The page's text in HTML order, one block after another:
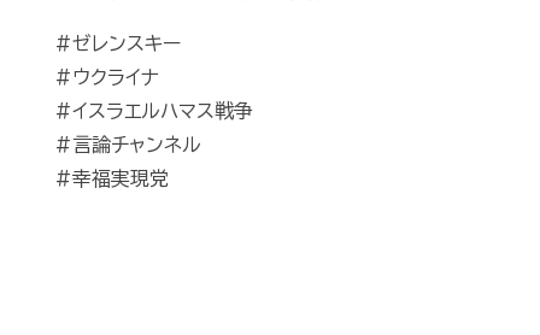
#ゼレンスキー
#ウクライナ
#イスラエルハマス戦争
#言論チャンネル
#幸福実現党